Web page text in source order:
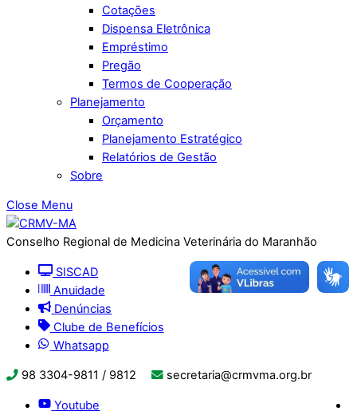
Cotações
Dispensa Eletrônica
Empréstimo
Pregão
Termos de Cooperação
Planejamento
Orçamento
Planejamento Estratégico
Relatórios de Gestão
Sobre
Close Menu
Conselho Regional de Medicina Veterinária do Maranhão
SISCAD
Anuidade
Denúncias
Clube de Benefícios
Whatsapp
98 3304-9811 / 9812 secretaria@crmvma.org.br
Youtube